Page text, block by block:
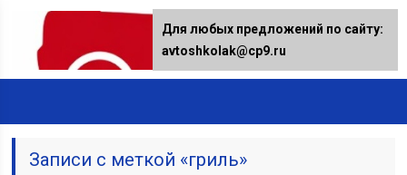
Записи с меткой «гриль»
Для любых предложений по сайту:
avtoshkolak@cp9.ru